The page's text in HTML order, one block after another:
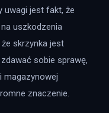
uwagi jest fakt, że
uszkodzenia
skrzynka jest
sobie sprawę,
magazynowej
znaczenie.